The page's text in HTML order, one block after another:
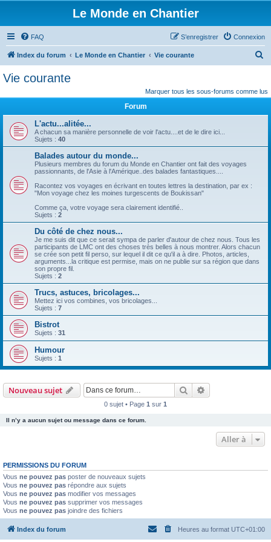
Le Monde en Chantier
FAQ Connexion
S’enregistrer
Index du forum Le Monde en Chantier Vie courante
h
Vie courante
Marquer tous les sous-forums comme lus
Forum
L'actu...alitée...
A chacun sa manière personnelle de voir l'actu....et de le dire ici...
Sujets : 40
Balades autour du monde...
Plusieurs membres du forum du Monde en Chantier ont fait des voyages
passionnants, de l'Asie à l'Amérique..des balades fantastiques....
Racontez vos voyages en écrivant en toutes lettres la destination, par ex :
"Mon voyage chez les moines turgescents de Boukissan"
Comme ça, votre voyage sera clairement identifié..
Sujets : 2
Du côté de chez nous...
Je me suis dit que ce serait sympa de parler d'autour de chez nous. Tous les
participants de LMC ont des choses très belles à nous montrer. Alors chacun
se crée son petit fil perso, sur lequel il dit ce qu'il a à dire. Photos, articles,
arguments...la critique est permise, mais on ne publie sur sa région que dans
son propre fil.
Sujets : 2
Trucs, astuces, bricolages...
Mettez ici vos combines, vos bricolages...
Sujets : 7
Bistrot
Sujets : 31
Humour
Sujets : 1
Nouveau sujet Rechercher
0 sujet • Page 1 sur 1
Il n’y a aucun sujet ou message dans ce forum.
Aller à
PERMISSIONS DU FORUM
Vous ne pouvez pas poster de nouveaux sujets
Vous ne pouvez pas répondre aux sujets
Vous ne pouvez pas modifier vos messages
Vous ne pouvez pas supprimer vos messages
Vous ne pouvez pas joindre des fichiers
Index du forum Heures au format UTC+01:00